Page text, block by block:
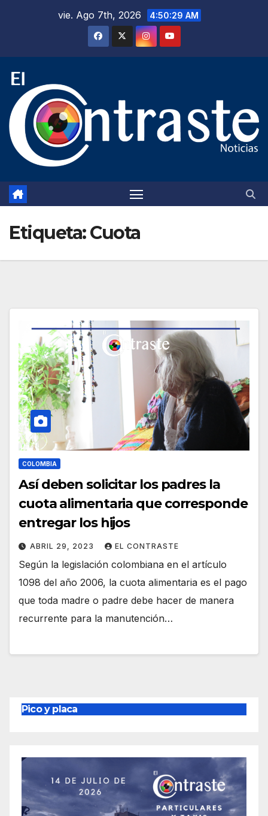
vie. Ago 7th, 2026 4:50:30 AM
Etiqueta:Cuota
COLOMBIA
Así deben solicitar los padres la
cuota alimentaria que corresponde
entregar los hijos
ABRIL 29, 2023 EL CONTRASTE
Según la legislación colombiana en el artículo
1098 del año 2006, la cuota alimentaria es el pago
que toda madre o padre debe hacer de manera
recurrente para la manutención…
Pico y placa